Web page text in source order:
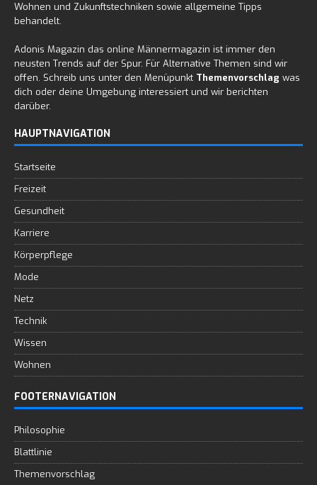
Wohnen und Zukunftstechniken sowie allgemeine Tipps
behandelt.
Adonis Magazin das online Männermagazin ist immer den
neusten Trends auf der Spur. Für Alternative Themen sind wir
offen. Schreib uns unter den Menüpunkt Themenvorschlag was
dich oder deine Umgebung interessiert und wir berichten
darüber.
HAUPTNAVIGATION
Startseite
Freizeit
Gesundheit
Karriere
Körperpflege
Mode
Netz
Technik
Wissen
Wohnen
FOOTERNAVIGATION
Philosophie
Blattlinie
Themenvorschlag